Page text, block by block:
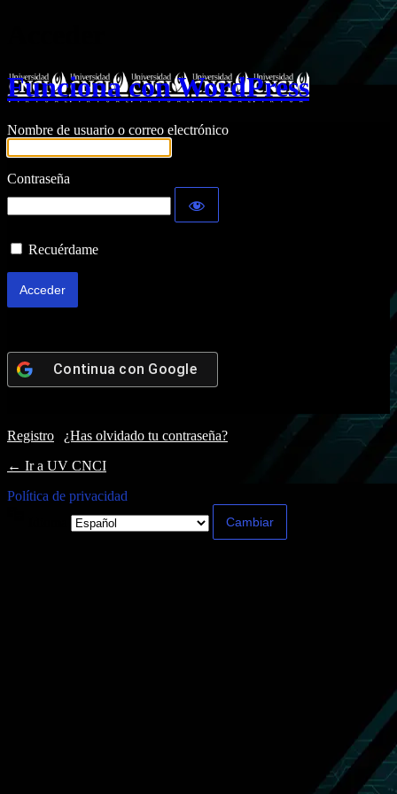
Funciona con WordPress
Nombre de usuario o correo electrónico
Contraseña
Recuérdame
Continua con Google
Registro
¿Has olvidado tu contraseña?
← Ir a UV CNCI
Política de privacidad